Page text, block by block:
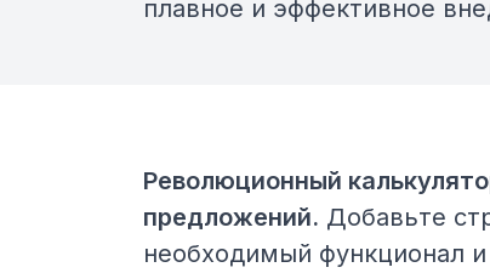
плавное и эффективное
Революционный
предложений. Добавьте
необходимый функционал и